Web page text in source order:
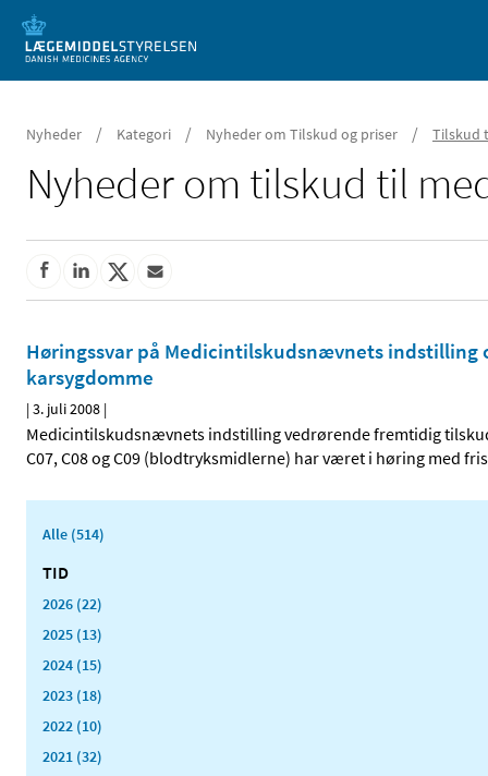
Mobil visning
Nyheder / Kategori / Nyheder om Tilskud og priser / Tilskud
Nyheder om tilskud til
Høringssvar på Medicintilskudsnævnets
karsygdomme
|3. juli 2008 |
Medicintilskudsnævnets indstilling vedrørende fremtidig
C07, C08 og C09 (blodtryksmidlerne) har været i høring med
Alle (514)
TID
2026 (22)
2025 (13)
2024 (15)
2023 (18)
2022 (10)
2021 (32)